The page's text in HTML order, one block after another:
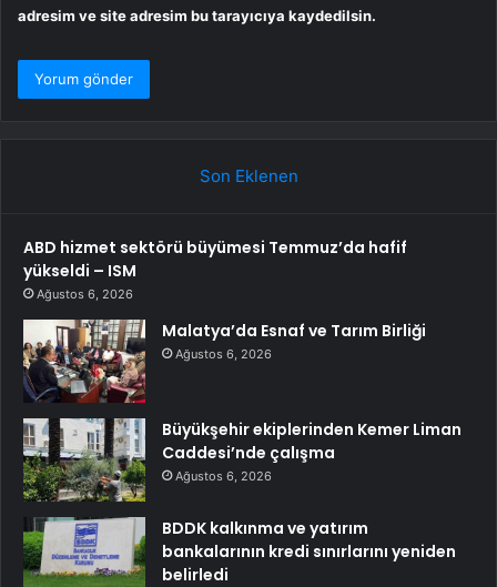
adresim ve site adresim bu tarayıcıya kaydedilsin.
Son Eklenen
ABD hizmet sektörü büyümesi Temmuz’da hafif
yükseldi – ISM
Ağustos 6, 2026
Malatya’da Esnaf ve Tarım Birliği
Ağustos 6, 2026
Büyükşehir ekiplerinden Kemer Liman
Caddesi’nde çalışma
Ağustos 6, 2026
BDDK kalkınma ve yatırım
bankalarının kredi sınırlarını yeniden
belirledi